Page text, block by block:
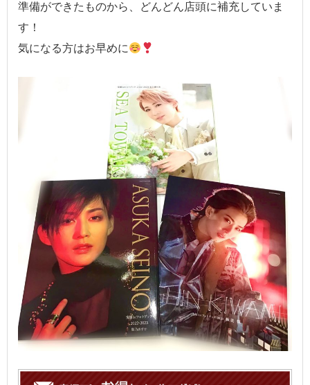
準備ができたものから、どんどん店頭に補充していま
す！
気になる方はお早めに